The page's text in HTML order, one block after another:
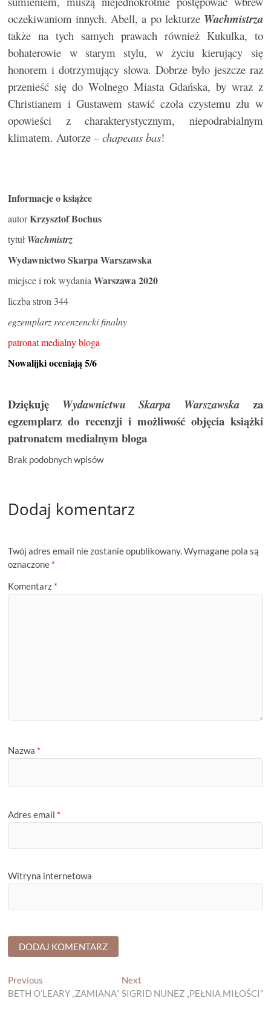
oczekiwaniom innych. Abell, a po lekturze Wachmistrza
także na tych samych prawach również Kukulka, to
bohaterowie w starym stylu, w życiu kierujący się
honorem i dotrzymujący słowa. Dobrze było jeszcze raz
przenieść się do Wolnego Miasta Gdańska, by wraz z
Christianem i Gustawem stawić czoła czystemu złu w
opowieści z charakterystycznym, niepodrabialnym
klimatem. Autorze –chapeaus bas!
Informacje o książce
autorKrzysztof Bochus
tytuł Wachmistrz
Wydawnictwo Skarpa Warszawska
miejsce i rok wydaniaWarszawa 2020
liczba stron 344
egzemplarz recenzencki finalny
patronat medialny bloga
Nowalijki oceniają 5/6
Dziękuję Wydawnictwu Skarpa Warszawska za
egzemplarz do recenzji i możliwość objęcia książki
patronatem medialnym bloga
Brak podobnych wpisów
Dodaj komentarz
Twój adres email nie zostanie opublikowany.Wymagane pola są
oznaczone *
Komentarz *
Nazwa *
Adres email *
Witryna internetowa
Nawigacja
wpisu
Previous
post:
BETH O’LEARY „ZAMIANA”
NextNext
post:
SIGRID NUNEZ „PEŁNIA MIŁOŚCI”